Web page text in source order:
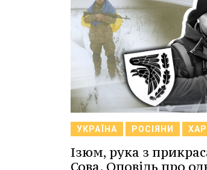
УКРАЇНА РОСІЯНИ
Ізюм, рука з
Сова. Оповідь про